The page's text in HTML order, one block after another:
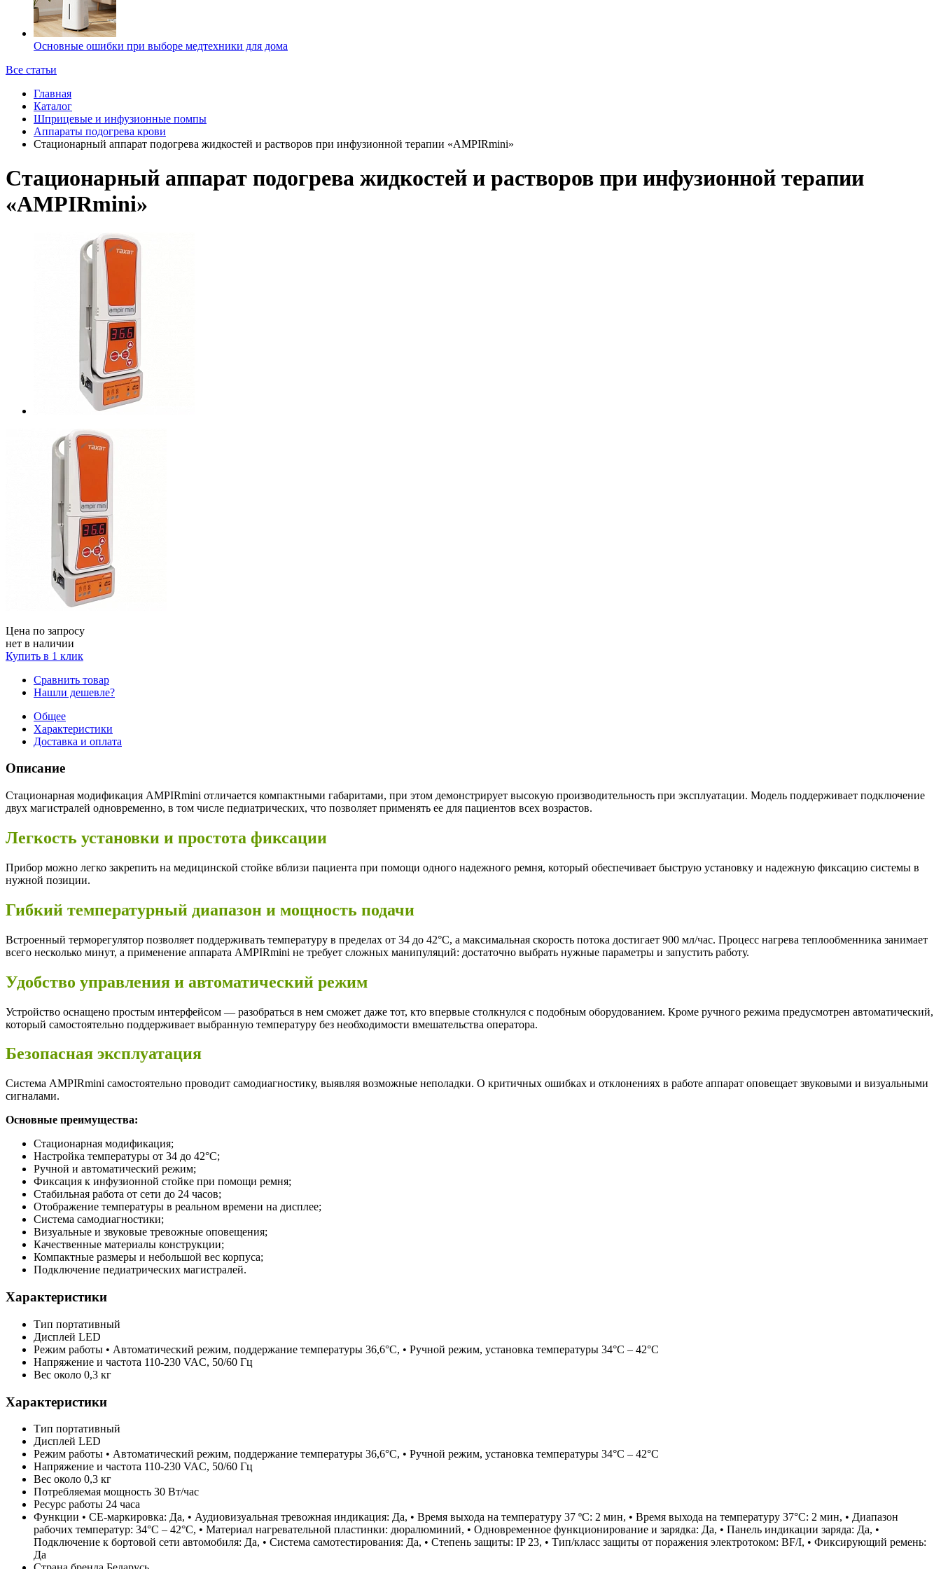
Основные ошибки при выборе медтехники для дома
Все статьи
Главная
Каталог
Шприцевые и инфузионные помпы
Аппараты подогрева крови
Стационарный аппарат подогрева жидкостей и растворов при инфузионной терапии «AMPIRmini»
Стационарный аппарат подогрева жидкостей и растворов при инфузионной терапии
«AMPIRmini»
Цена по запросу
нет в наличии
Купить в 1 клик
Сравнить товар
Нашли дешевле?
Общее
Характеристики
Доставка и оплата
Описание
Стационарная модификация AMPIRmini отличается компактными габаритами, при этом демонстрирует высокую производительность при эксплуатации. Модель поддерживает подключение
двух магистралей одновременно, в том числе педиатрических, что позволяет применять ее для пациентов всех возрастов.
Легкость установки и простота фиксации
Прибор можно легко закрепить на медицинской стойке вблизи пациента при помощи одного надежного ремня, который обеспечивает быструю установку и надежную фиксацию системы в
нужной позиции.
Гибкий температурный диапазон и мощность подачи
Встроенный терморегулятор позволяет поддерживать температуру в пределах от 34 до 42°C, а максимальная скорость потока достигает 900 мл/час. Процесс нагрева теплообменника занимает
всего несколько минут, а применение аппарата AMPIRmini не требует сложных манипуляций: достаточно выбрать нужные параметры и запустить работу.
Удобство управления и автоматический режим
Устройство оснащено простым интерфейсом — разобраться в нем сможет даже тот, кто впервые столкнулся с подобным оборудованием. Кроме ручного режима предусмотрен автоматический,
который самостоятельно поддерживает выбранную температуру без необходимости вмешательства оператора.
Безопасная эксплуатация
Система AMPIRmini самостоятельно проводит самодиагностику, выявляя возможные неполадки. О критичных ошибках и отклонениях в работе аппарат оповещает звуковыми и визуальными
сигналами.
Основные преимущества:
Стационарная модификация;
Настройка температуры от 34 до 42°C;
Ручной и автоматический режим;
Фиксация к инфузионной стойке при помощи ремня;
Стабильная работа от сети до 24 часов;
Отображение температуры в реальном времени на дисплее;
Система самодиагностики;
Визуальные и звуковые тревожные оповещения;
Качественные материалы конструкции;
Компактные размеры и небольшой вес корпуса;
Подключение педиатрических магистралей.
Характеристики
Тип портативный
Дисплей LED
Режим работы • Автоматический режим, поддержание температуры 36,6°C, • Ручной режим, установка температуры 34°C – 42°C
Напряжение и частота 110-230 VAC, 50/60 Гц
Вес около 0,3 кг
Характеристики
Тип портативный
Дисплей LED
Режим работы • Автоматический режим, поддержание температуры 36,6°C, • Ручной режим, установка температуры 34°C – 42°C
Напряжение и частота 110-230 VAC, 50/60 Гц
Вес около 0,3 кг
Потребляемая мощность 30 Вт/час
Ресурс работы 24 часа
Функции • CE-маркировка: Да, • Аудиовизуальная тревожная индикация: Да, • Время выхода на температуру 37 ºC: 2 мин, • Время выхода на температуру 37°C: 2 мин, • Диапазон
рабочих температур: 34°C – 42°C, • Материал нагревательной пластинки: дюралюминий, • Одновременное функционирование и зарядка: Да, • Панель индикации заряда: Да, •
Подключение к бортовой сети автомобиля: Да, • Система самотестирования: Да, • Степень защиты: IP 23, • Тип/класс защиты от поражения электротоком: ВF/I, • Фиксирующий ремень:
Да